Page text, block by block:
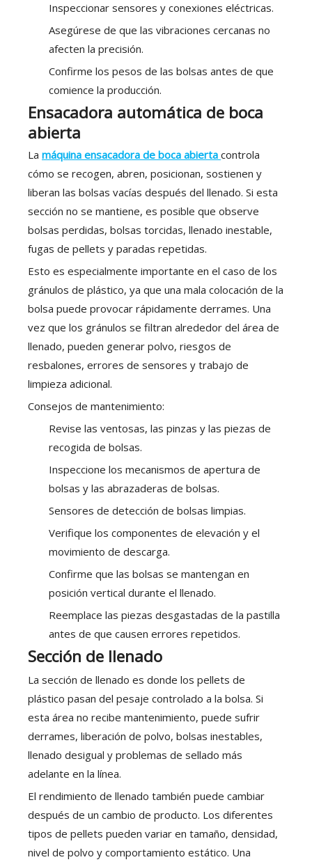
Inspeccionar sensores y conexiones eléctricas.
Asegúrese de que las vibraciones cercanas no
afecten la precisión.
Confirme los pesos de las bolsas antes de que
comience la producción.
Ensacadora automática de boca
abierta
La máquina ensacadora de boca abierta controla
cómo se recogen, abren, posicionan, sostienen y
liberan las bolsas vacías después del llenado. Si esta
sección no se mantiene, es posible que observe
bolsas perdidas, bolsas torcidas, llenado inestable,
fugas de pellets y paradas repetidas.
Esto es especialmente importante en el caso de los
gránulos de plástico, ya que una mala colocación de la
bolsa puede provocar rápidamente derrames. Una
vez que los gránulos se filtran alrededor del área de
llenado, pueden generar polvo, riesgos de
resbalones, errores de sensores y trabajo de
limpieza adicional.
Consejos de mantenimiento:
Revise las ventosas, las pinzas y las piezas de
recogida de bolsas.
Inspeccione los mecanismos de apertura de
bolsas y las abrazaderas de bolsas.
Sensores de detección de bolsas limpias.
Verifique los componentes de elevación y el
movimiento de descarga.
Confirme que las bolsas se mantengan en
posición vertical durante el llenado.
Reemplace las piezas desgastadas de la pastilla
antes de que causen errores repetidos.
Sección de llenado
La sección de llenado es donde los pellets de
plástico pasan del pesaje controlado a la bolsa. Si
esta área no recibe mantenimiento, puede sufrir
derrames, liberación de polvo, bolsas inestables,
llenado desigual y problemas de sellado más
adelante en la línea.
El rendimiento de llenado también puede cambiar
después de un cambio de producto. Los diferentes
tipos de pellets pueden variar en tamaño, densidad,
nivel de polvo y comportamiento estático. Una